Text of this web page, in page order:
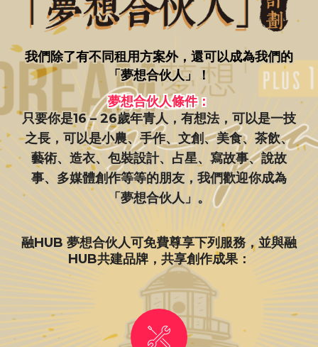
我們除了有不同租用方案外，還可以成為我們的
「夢想合伙人」！
夢想合伙人條件：
只要你是16 – 26歲年青人，有想法，可以是一技
之長，可以是小農、手作、文創、美食、茶飲、
藝術、造衣、包裝設計、占星、寫故事、說故
事、多媒體創作等等的朋友，我們歡迎你成為
「夢想合伙人」。
融HUB 夢想合伙人可免費尊享下列服務，並與融
HUB共建品牌，共享創作成果：